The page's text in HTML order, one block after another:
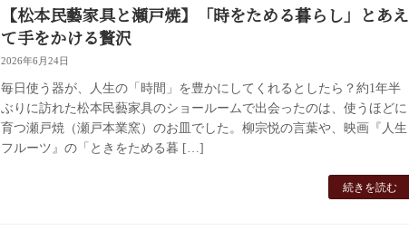
【松本民藝家具と瀬戸焼】「時をためる暮らし」とあえ
て手をかける贅沢
2026年6月24日
毎日使う器が、人生の「時間」を豊かにしてくれるとしたら？約1年半
ぶりに訪れた松本民藝家具のショールームで出会ったのは、使うほどに
育つ瀬戸焼（瀬戸本業窯）のお皿でした。柳宗悦の言葉や、映画『人生
フルーツ』の「ときをためる暮 […]
続きを読む